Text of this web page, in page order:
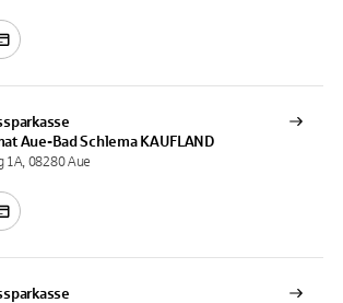
Aue-Bad Schlema KAUFLAND
1A, 08280 Aue